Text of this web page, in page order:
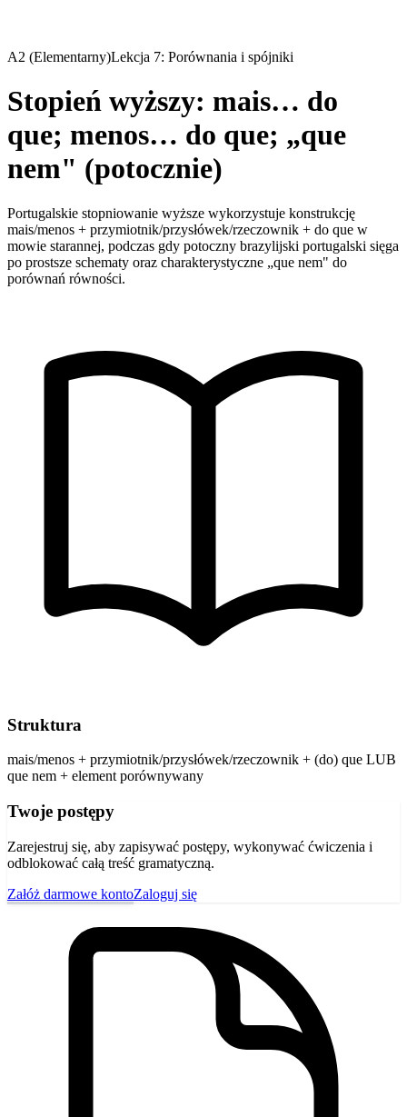
A2 (Elementarny)Lekcja 7: Porównania i spójniki
Stopień wyższy: mais… do
que; menos… do que; „que
nem" (potocznie)
Portugalskie stopniowanie wyższe wykorzystuje konstrukcję
mais/menos + przymiotnik/przysłówek/rzeczownik + do que w
mowie starannej, podczas gdy potoczny brazylijski portugalski sięga
po prostsze schematy oraz charakterystyczne „que nem" do
porównań równości.
Struktura
mais/menos + przymiotnik/przysłówek/rzeczownik + (do) que LUB
que nem + element porównywany
Twoje postępy
Zarejestruj się, aby zapisywać postępy, wykonywać ćwiczenia i
odblokować całą treść gramatyczną.
Załóż darmowe kontoZaloguj się